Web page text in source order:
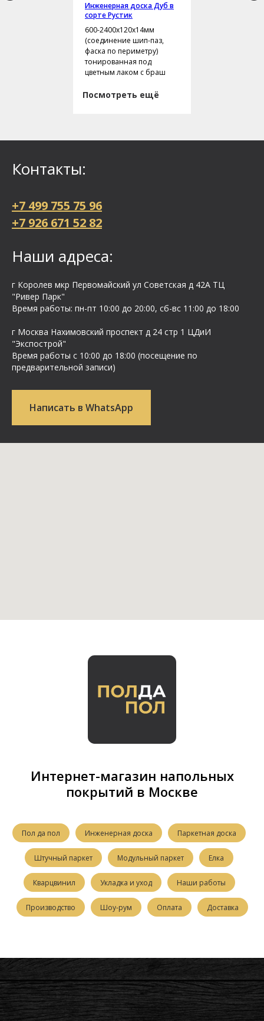
Инженерная доска Дуб в
сорте Рустик
600-2400х120х14мм
(соединение шип-паз,
фаска по периметру)
тонированная под
цветным лаком с браш
Посмотреть ещё
Контакты:
+7 499 755 75 96
+7 926 671 52 82
Наши адреса:
г Королев мкр Первомайский ул Cоветская д 42А ТЦ
"Ривер Парк"
Время работы: пн-пт 10:00 до 20:00, сб-вс 11:00 до 18:00
г Москва Нахимовский проспект д 24 стр 1 ЦДиИ
"Экспострой"
Время работы с 10:00 до 18:00 (посещение по
предварительной записи)
Написать в WhatsApp
Интернет-магазин напольных
покрытий в Москве
Пол да пол Инженерная доска Паркетная доска
Штучный паркет Модульный паркет Елка
Кварцвинил Укладка и уход Наши работы
Производство Шоу-рум Оплата Доставка